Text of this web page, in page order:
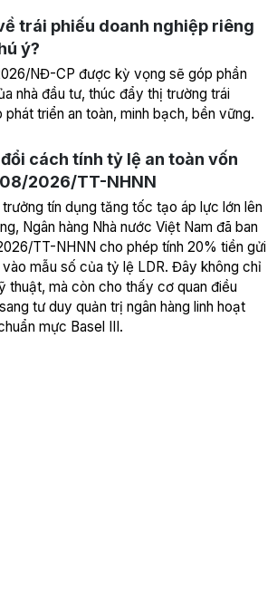
trái phiếu doanh nghiệp riêng
ý?
NĐ-CP được kỳ vọng sẽ góp phần
nhà đầu tư, thúc đẩy thị trường trái
phát triển an toàn, minh bạch, bền vững.
cách tính tỷ lệ an toàn vốn
2026/TT-NHNN
tín dụng tăng tốc tạo áp lực lớn lên
Ngân hàng Nhà nước Việt Nam đã ban
TT-NHNN cho phép tính 20% tiền gửi
mẫu số của tỷ lệ LDR. Đây không chỉ
thuật, mà còn cho thấy cơ quan điều
tư duy quản trị ngân hàng linh hoạt
mực Basel III.